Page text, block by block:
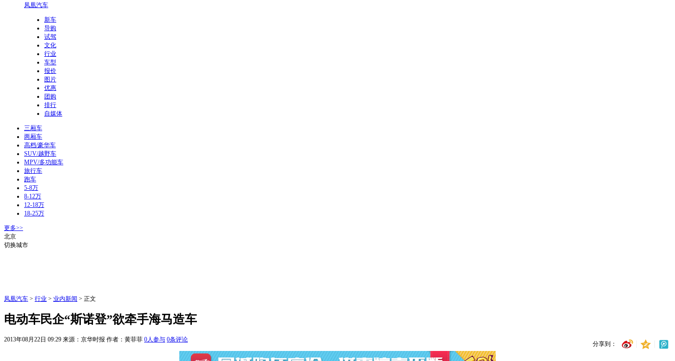
凤凰汽车
新车
导购
试驾
文化
行业
车型
报价
图片
优惠
团购
排行
自媒体
三厢车
两厢车
高档/豪华车
SUV/越野车
MPV/多功能车
旅行车
跑车
5-8万
8-12万
12-18万
18-25万
更多>>
北京
切换城市
凤凰汽车 > 行业 > 业内新闻 > 正文
电动车民企“斯诺登”欲牵手海马造车
2013年08月22日 09:29 来源：京华时报 作者： 黄菲菲 0人参与 0条评论
分享到：